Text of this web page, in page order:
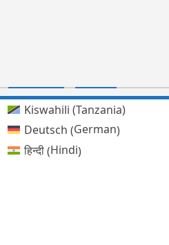
Kiswahili (Tanzania)
Deutsch (German)
हिन्दी(Hindi)